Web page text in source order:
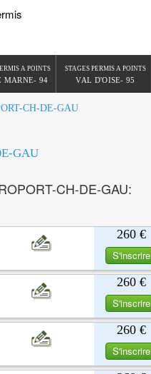
A POINTS
MARNE- 94
STAGES PERMIS A POINTS
VAL D'OISE- 95
CH-DE-GAU
GAU
CH-DE-GAU:
260 €
S'inscrire
260 €
S'inscrire
260 €
S'inscrire